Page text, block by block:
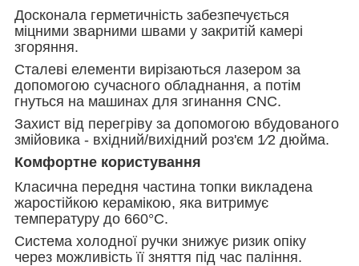
Досконала герметичність забезпечується
міцними зварними швами у закритій камері
згоряння.
Сталеві елементи вирізаються лазером за
допомогою сучасного обладнання, а потім
гнуться на машинах для згинання CNC.
Захист від перегріву за допомогою вбудованого
змійовика - вхідний/вихідний роз'єм 1⁄2 дюйма.
Комфортне користування
Класична передня частина топки викладена
жаростійкою керамікою, яка витримує
температуру до 660°C.
Система холодної ручки знижує ризик опіку
через можливість її зняття під час паління.